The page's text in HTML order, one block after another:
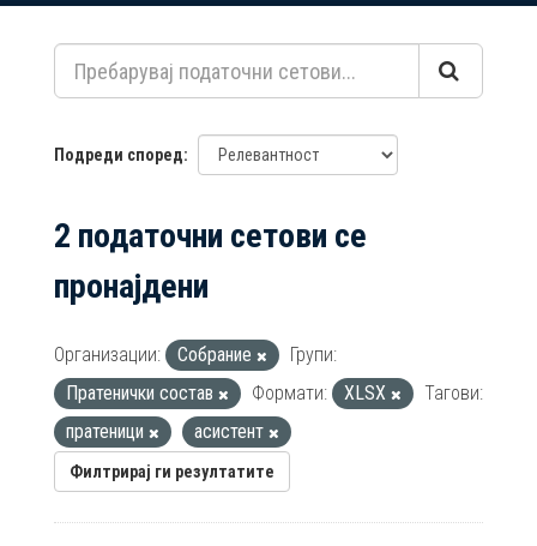
содржина
Подреди според
2 податочни сетови се
пронајдени
Организации: Собрание
Групи:
Пратенички состав
Формати: XLSX
Тагови:
пратеници
асистент
Филтрирај ги резултатите